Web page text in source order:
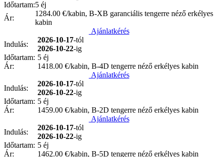
Időtartam:5 éj
Ár:
1284.00 €/kabin, B-XB garanciális tengerre néző erkélyes
kabin
Ajánlatkérés
Indulás:
2026-10-17-tól
2026-10-22-ig
Időtartam: 5 éj
Ár:
1418.00 €/kabin, B-4D tengerre néző erkélyes kabin
Ajánlatkérés
Indulás:
2026-10-17-tól
2026-10-22-ig
Időtartam: 5 éj
Ár:
1459.00 €/kabin, B-2D tengerre néző erkélyes kabin
Ajánlatkérés
Indulás:
2026-10-17-tól
2026-10-22-ig
Időtartam: 5 éj
Ár:
1462.00 €/kabin, B-5D tengerre néző erkélyes kabin